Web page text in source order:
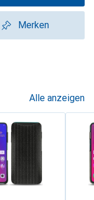
Merken
Alle anzeigen